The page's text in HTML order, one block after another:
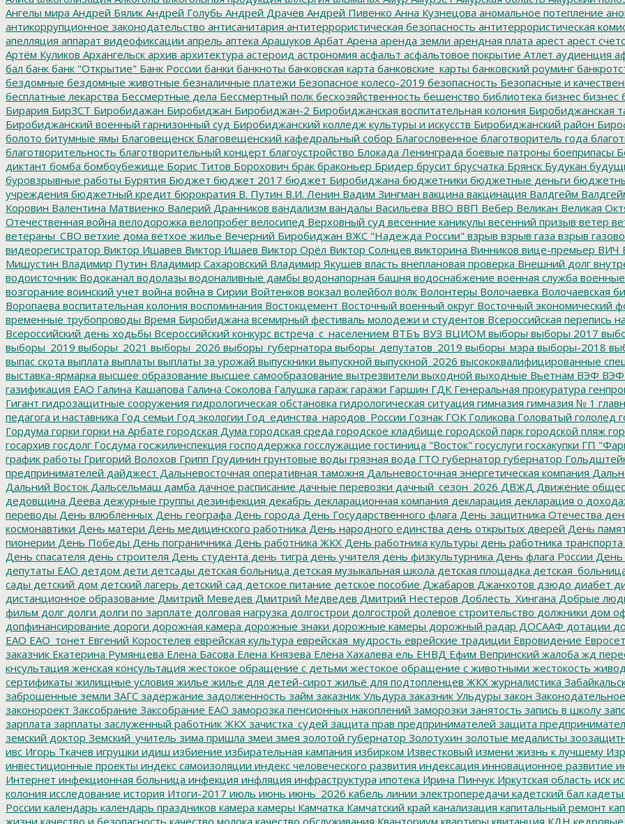
Ангелы мира Андрей Бялик Андрей Голубь Андрей Драчев Андрей Пивенко Анна Кузнецова аномальное потепление
антикоррупционное законодательство антисанитария антитеррористическая безопасность антитеррористическая
апелляция аппарат видеофиксации апрель аптека Арашуков Арбат Арена аренда земли арендная плата арест арест
Артём Куликов Архангельск архив архитектура астероид астрономия асфальт асфальтовое покрытие Атлет аудиенция
бал банк банк "Открытие" Банк России банки банкноты банковская карта банковские_карты банковский роуминг
бездомные бездомные животные безналичные платежи Безопасное колесо-2019 безопасность Безопасные и
бесплатные лекарства Бессмертные дела Бессмертный полк бесхозяйственность бешенство библиотека бизнес бизнес
Бирария БирЗСТ Биробидажан Биробиджан Биробиджан-2 Биробиджанская воспитательная колония Биробиджанская
Биробиджанский военный гарнизонный суд Биробиджанский колледж культуры и искусств Биробиджанский район
болото битумные ямы Благовещенск Благовещенский кафедральный собор Благословенное благотворитель года
благотворительность благотворительный концерт благоустройство Блокада Ленинграда боевые патроны боеприпасы
диктант бомба бомбоубежище Борис Титов Борохович брак браконьер Бридер брусит брусчатка Брянск Будукан
буровзрывные работы Бурятия Бюджет бюджет 2017 бюджет Биробиджана бюджетники бюджетные деньги
учреждения бюджетный кредит бюрократия В. Путин В.И. Ленин Вадим Зингман вакцина вакцинация Валдгейм
Коровин Валентина Матвиенко Валерий Дранников вандализм вандалы Васильева ВВО ВВП Вебер Великан Великая
Отечественная война велодорожка велопробег велосипед Верховный суд весенние каникулы весенний призыв ветер
ветераны_СВО ветхие дома ветхое жилье Вечерний Биробиджан ВЖС "Надежда России" взрыв взрыв газа взрыв
видеорегистратор Виктор Ишавев Виктор Ишаев Виктор Орёл Виктор Солнцев викторина Винников вице-премьер ВИЧ
Мишустин Владимир Путин Владимир Сахаровский Владимир Якушев власть внеплановая проверка Внешний долг
водоисточник Водоканал водолазы водоналивные дамбы водонапорная башня водоснабжение военная служба
возгорание воинский учет война война в Сирии Войтенков вокзал волейбол волк Волонтеры Волочаевка Волочаевская
Воропаева воспитательная колония воспоминания Востокцемент Восточный военный округ Восточный экономический
временные трубопроводы Время Биробиджана всемирный фестиваль молодежи и студентов Всероссийская перепись
Всероссийский день ходьбы Всероссийский конкурс встреча_с_населением ВТБъ ВУЗ ВЦИОМ выборы выборы 2017
выборы_2019 выборы_2021 выборы_2026 выборы_губернатора выборы_депутатов_2019 выборы_мэра выборы-2018
выпас скота выплата выплаты выплаты за урожай выпускники выпускной выпускной_2026 высококвалифицированные
выставка-ярмарка высшее образование высшее самообразование вытрезвители выходной выходные Вьетнам ВЭФ
газификация ЕАО Галина Кашапова Галина Соколова Галушка гараж гаражи Гаршин ГДК Генеральная прокуратура
Гигант гидрозащитные сооружения гидрологическая обстановка гидрологическая ситуация гимназия гимназия № 1
педагога и наставника Год семьи Год экологии Год_единства_народов_России Гознак ГОК Голикова Головатый гололед
Гордума горки горки на Арбате городская Дума городская среда городское кладбище городской парк городской пляж
госархив госдолг Госдума госжилинспекция господдержка госслужащие гостиница "Восток" госуслуги госхакупки ГП
график работы Григорий Волохов Грипп Грудинин грунтовые воды грязная вода ГТО губернатор губернатор
предпринимателей дайджест Дальневосточная оперативная таможня Дальневосточная энергетическая компания
Дальний Восток Дальсельмаш дамба дачное расписание дачные перевозки дачный_сезон_2026 ДВЖД Движение
дедовщина Деева дежурные группы дезинфекция декабрь декларационная компания декларация декларация о
переводы День влюбленных День географа День города День Государственного флага День защитника Отечества
космонавтики День матери День медицинского работника День народного единства день открытых дверей День
пионерии День Победы День пограничника День работника ЖКХ День работника культуры день работника транспорта
День спасателя день строителя День студента день тигра день учителя день физкультурника День флага России
депутаты ЕАО детдом дети детсады детская больница детская музыкальная школа детская площадка
сады детский дом детский лагерь детский сад детское питание детское пособие Джабаров Джанхотов дзюдо диабет
дистанционное образование Дмитрий Меведев Дмитрий Медведев Дмитрий Нестеров Доблесть_Хингана Добрые
фильм долг долги долги по зарплате долговая нагрузка долгострои долгострой долевое строительство должники дом
допфинансирование дороги дорожная камера дорожные знаки дорожные камеры дорожный радар ДОСААФ дотации
ЕАО ЕАО_тонет Евгений Коростелев еврейская культура еврейская_мудрость еврейские традиции Евровидение
заказчик Екатерина Румянцева Елена Басова Елена Князева Елена Хахалева ель ЕНВД Ефим Вепринский жалоба жд
кнсультация женская консультация жестокое обращение с детьми жестокое обращение с животными жестокость
сертификаты жилищные условия жилье жилье для детей-сирот жильё для подтопленцев ЖКХ журналистика
заброшенные земли ЗАГС задержание задолженность займ заказник Ульдура заказник Ульдуры закон
законороект Заксобрание Заксобрание ЕАО заморозка пенсионных накоплений заморозки занятость запись в школу
зарплата зарплаты заслуженный работник ЖКХ зачистка_судей защита прав предпринимателей защита
земский доктор Земский_учитель зима пришла змеи змея золотой губернатор Золотухин золотые медалисты
ивс Игорь Ткачев игрушки идиш избиение избирательная кампания избирком Известковый измени жизнь к лучшему
инвестиционные проекты индекс самоизоляции индекс человеческого развития индексация инновационное развитие
Интернет инфекционная больница инфекция инфляция инфраструктура ипотека Ирина Пинчук Иркутская область иск
колония исследование история Итоги-2017 июль июнь июнь_2026 кабель линии электропередачи кадетский бал кадеты
России календарь календарь праздников камера камеры Камчатка Камчатский край канализация капитальный ремонт
жизни качество и безопасность качество молока качество обслуживания Кванториум квартиры квитанция КДН